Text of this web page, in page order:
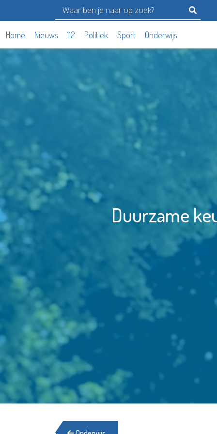
Home Nieuws 112 Politiek Sport Onderwijs
Duurzame